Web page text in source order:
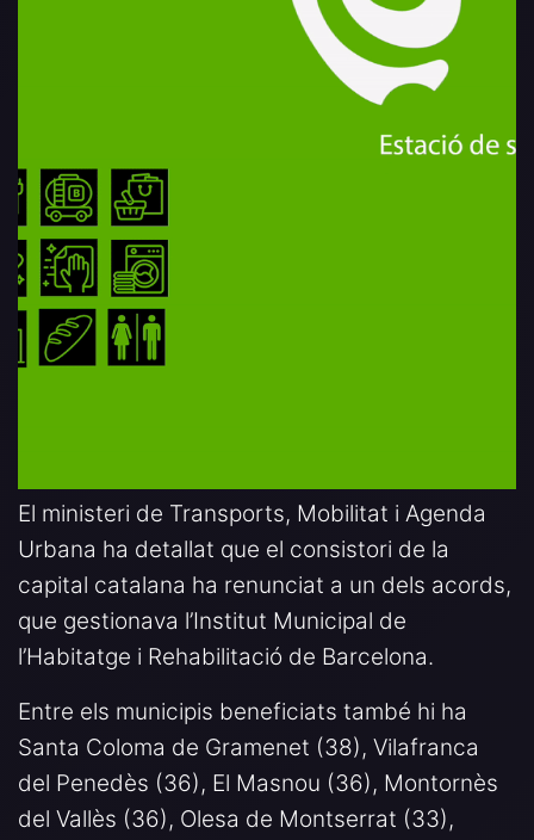
El ministeri de Transports, Mobilitat i Agenda
Urbana ha detallat que el consistori de la
capital catalana ha renunciat a un dels acords,
que gestionava l’Institut Municipal de
l’Habitatge i Rehabilitació de Barcelona.
Entre els municipis beneficiats també hi ha
Santa Coloma de Gramenet (38), Vilafranca
del Penedès (36), El Masnou (36), Montornès
del Vallès (36), Olesa de Montserrat (33),